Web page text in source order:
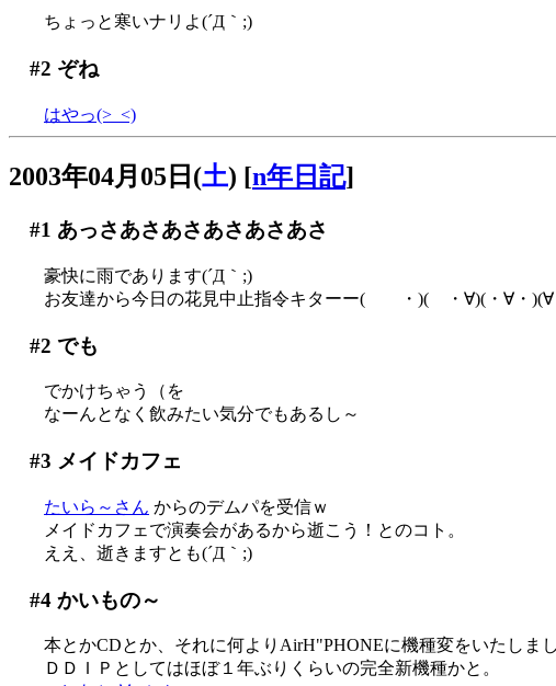
ちょっと寒いナリよ(´Д｀;)
#2 ぞね
はやっ(>_<)
2003年04月05日(土) [n年日記]
#1 あっさあさあさあさあさあさ
豪快に雨であります(´Д｀;)
お友達から今日の花見中止指令キターー( ・)( ・∀)(・∀・
#2 でも
でかけちゃう（を
なーんとなく飲みたい気分でもあるし～
#3 メイドカフェ
たいら～さん からのデムパを受信ｗ
メイドカフェで演奏会があるから逝こう！とのコト。
ええ、逝きますとも(´Д｀;)
#4かいもの～
本とかCDとか、それに何よりAirH"PHONEに機種変をいたしま
ＤＤＩＰとしてはほぼ１年ぶりくらいの完全新機種かと。